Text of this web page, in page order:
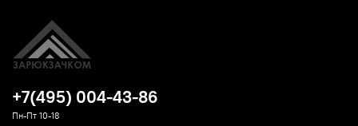
+7(495) 004-43-86
Пн-Пт 10-18